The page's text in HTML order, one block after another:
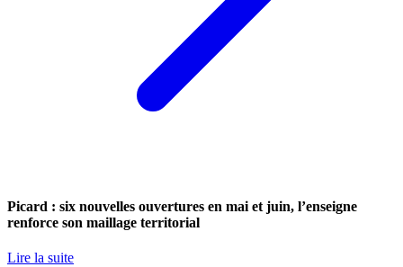
Picard : six nouvelles ouvertures en mai et juin, l’enseigne
renforce son maillage territorial
Lire la suite